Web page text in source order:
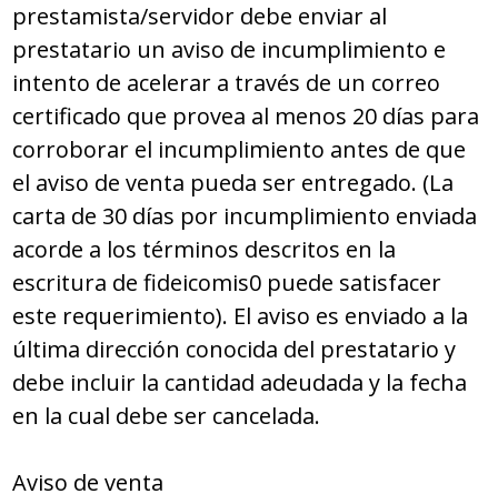
prestamista/servidor debe enviar al
prestatario un aviso de incumplimiento e
intento de acelerar a través de un correo
certificado que provea al menos 20 días para
corroborar el incumplimiento antes de que
el aviso de venta pueda ser entregado. (La
carta de 30 días por incumplimiento enviada
acorde a los términos descritos en la
escritura de fideicomis0 puede satisfacer
este requerimiento). El aviso es enviado a la
última dirección conocida del prestatario y
debe incluir la cantidad adeudada y la fecha
en la cual debe ser cancelada.
Aviso de venta